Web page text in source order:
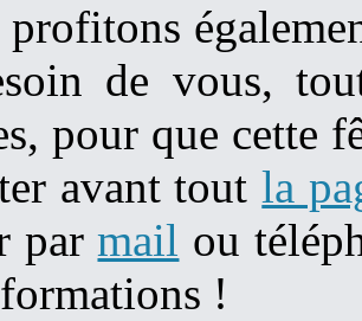
profitons
de vous,
pour que cette
avant toutla
parmail ou
!